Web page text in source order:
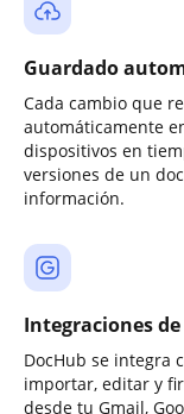
Guardado
Cada cambio que
automáticamente
dispositivos en
versiones de un
información.
Integraciones de
DocHub se integra
importar, editar y
desde tu Gmail,